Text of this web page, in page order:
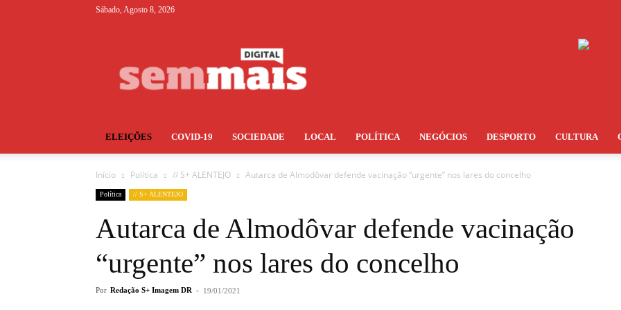
Sábado, Agosto 8, 2026
ELEIÇÕES COVID-19 SOCIEDADE LOCAL POLÍTICA NEGÓCIOS DESPORTO CULTURA
Início Política // S+ ALENTEJO Autarca de Almodôvar defende vacinação “urgente” nos lares do concelho
Política // S+ ALENTEJO
Autarca de Almodôvar defende vacinação
“urgente” nos lares do concelho
Por Redação S+ Imagem DR - 19/01/2021